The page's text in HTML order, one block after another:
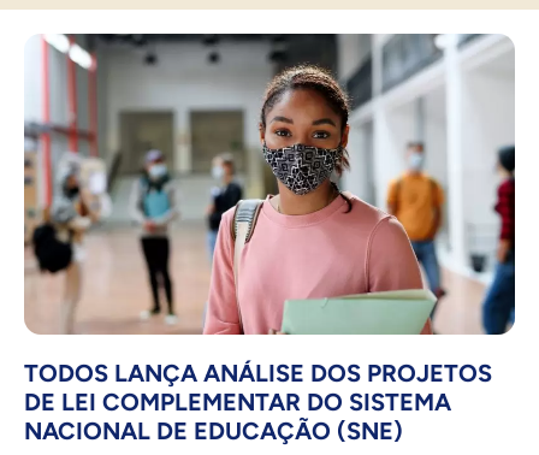
TODOS LANÇA ANÁLISE DOS PROJETOS
DE LEI COMPLEMENTAR DO SISTEMA
NACIONAL DE EDUCAÇÃO (SNE)